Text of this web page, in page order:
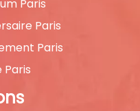
Paris
Paris
Paris